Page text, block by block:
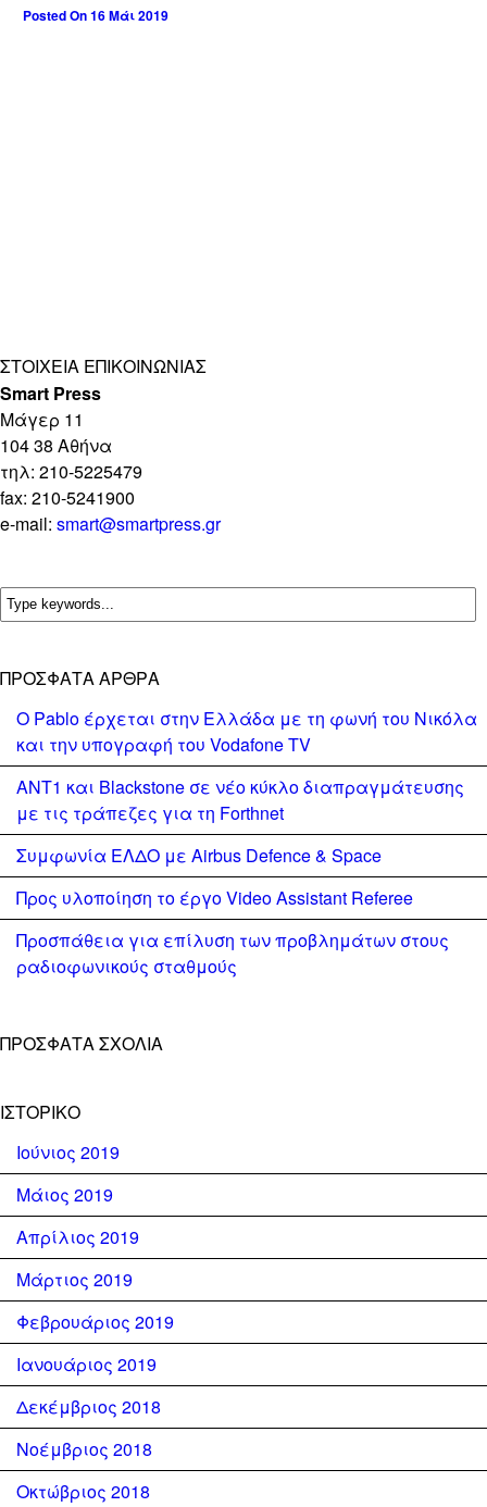
Posted On 16 Μάι 2019
ΣΤΟΙΧΕΊΑ ΕΠΙΚΟΙΝΩΝΊΑΣ
Smart Press
Mάγερ 11
104 38 Αθήνα
τηλ: 210-5225479
fax: 210-5241900
e-mail: smart@smartpress.gr
ΠΡΌΣΦΑΤΑ ΆΡΘΡΑ
Ο Pablo έρχεται στην Ελλάδα με τη φωνή του Νικόλα
και την υπογραφή του Vodafone TV
ΑΝΤ1 και Blackstone σε νέο κύκλο διαπραγμάτευσης
με τις τράπεζες για τη Forthnet
Συμφωνία ΕΛΔΟ με Airbus Defence & Space
Προς υλοποίηση το έργο Video Assistant Referee
Προσπάθεια για επίλυση των προβλημάτων στους
ραδιοφωνικούς σταθμούς
ΠΡΌΣΦΑΤΑ ΣΧΌΛΙΑ
ΙΣΤΟΡΙΚΌ
Ιούνιος 2019
Μάιος 2019
Απρίλιος 2019
Μάρτιος 2019
Φεβρουάριος 2019
Ιανουάριος 2019
Δεκέμβριος 2018
Νοέμβριος 2018
Οκτώβριος 2018